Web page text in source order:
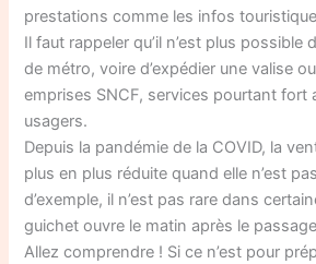
prestations comme les infos
Il faut rappeler qu’il n’est plus possible
de métro, voire d’expédier une valise
emprises SNCF, services pourtant fort
usagers.
Depuis la pandémie de la COVID, la
plus en plus réduite quand elle n’est
d’exemple, il n’est pas rare dans
guichet ouvre le matin après le
Allez comprendre ! Si ce n’est pour